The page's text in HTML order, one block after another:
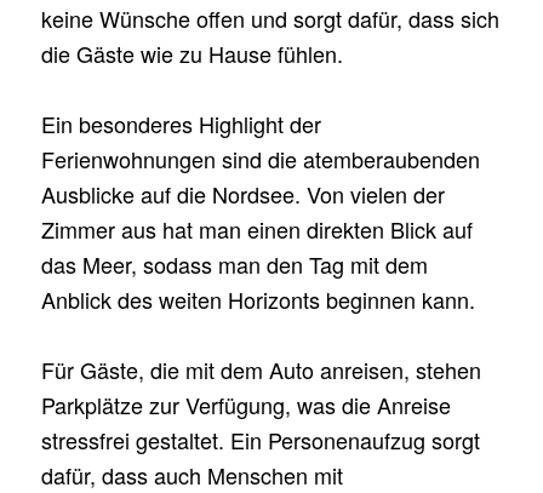
keine Wünsche offen und sorgt dafür, dass sich
die Gäste wie zu Hause fühlen.
Ein besonderes Highlight der
Ferienwohnungen sind die atemberaubenden
Ausblicke auf die Nordsee. Von vielen der
Zimmer aus hat man einen direkten Blick auf
das Meer, sodass man den Tag mit dem
Anblick des weiten Horizonts beginnen kann.
Für Gäste, die mit dem Auto anreisen, stehen
Parkplätze zur Verfügung, was die Anreise
stressfrei gestaltet. Ein Personenaufzug sorgt
dafür, dass auch Menschen mit